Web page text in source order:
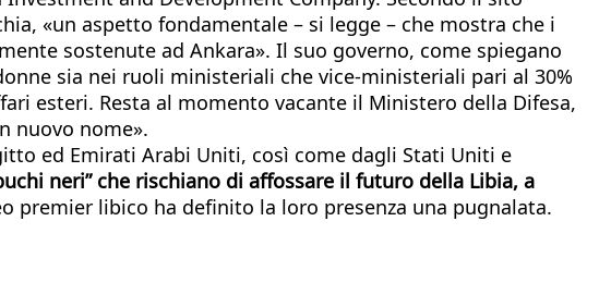
«un aspetto fondamentale – si legge – che mostra che i
sostenute ad Ankara». Il suo governo, come spiegano
sia nei ruoli ministeriali che vice-ministeriali pari al 30%
esteri. Resta al momento vacante il Ministero della Difesa,
nuovo nome».
ed Emirati Arabi Uniti, così come dagli Stati Uniti e
neri” che rischiano di affossare il futuro della Libia, a
premier libico ha definito la loro presenza una pugnalata.